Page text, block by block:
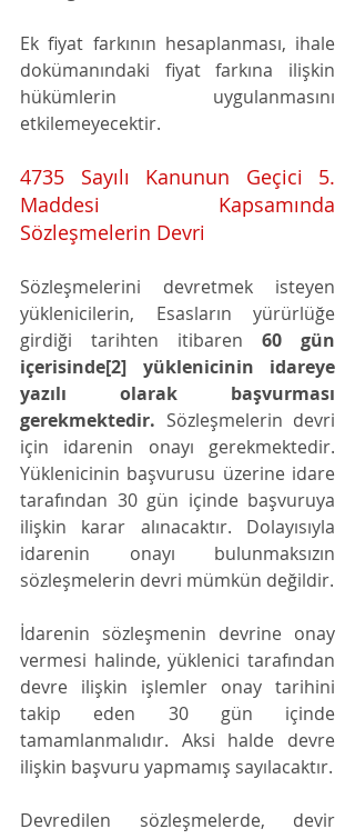
Ek fiyat farkının hesaplanması, ihale
dokümanındaki fiyat farkına ilişkin
hükümlerin uygulanmasını
etkilemeyecektir.
4735 Sayılı Kanunun Geçici 5.
Maddesi Kapsamında
Sözleşmelerin Devri
Sözleşmelerini devretmek isteyen
yüklenicilerin, Esasların yürürlüğe
girdiği tarihten itibaren 60 gün
içerisinde[2] yüklenicinin idareye
yazılı olarak başvurması
gerekmektedir. Sözleşmelerin devri
için idarenin onayı gerekmektedir.
Yüklenicinin başvurusu üzerine idare
tarafından 30 gün içinde başvuruya
ilişkin karar alınacaktır. Dolayısıyla
idarenin onayı bulunmaksızın
İdarenin sözleşmenin devrine onay
vermesi halinde, yüklenici tarafından
devre ilişkin işlemler onay tarihini
takip eden 30 gün içinde
tamamlanmalıdır. Aksi halde devre
Devredilen sözleşmelerde, devir